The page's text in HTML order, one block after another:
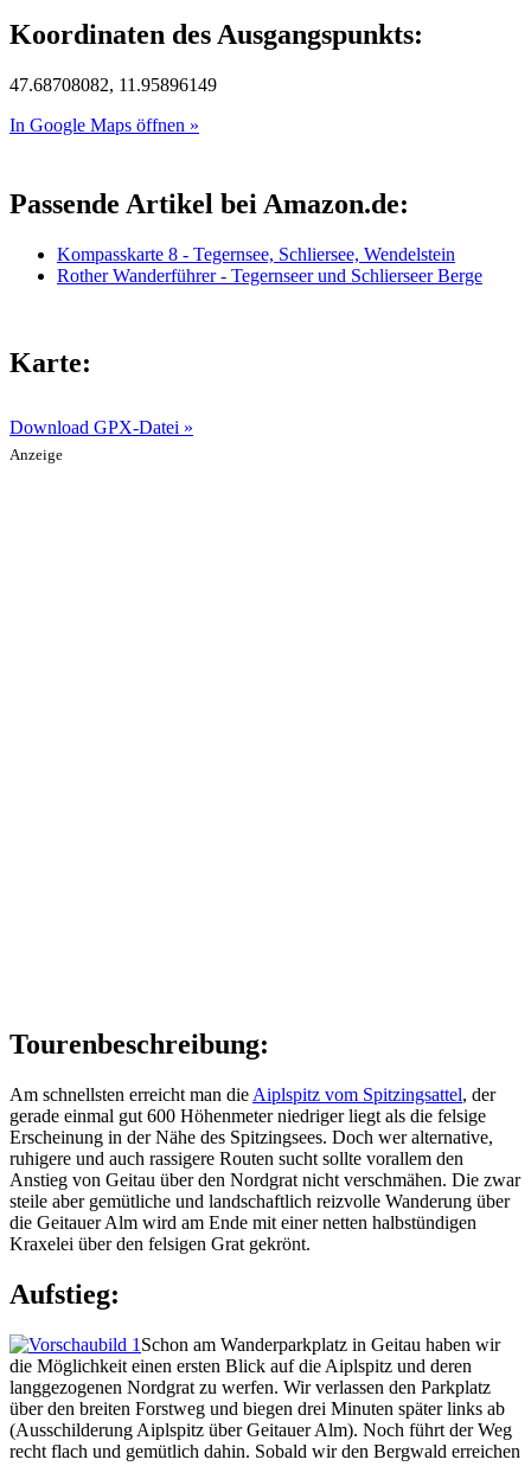
Koordinaten des Ausgangspunkts:
47.68708082, 11.95896149
In Google Maps öffnen »
Passende Artikel bei Amazon.de:
Kompasskarte 8 - Tegernsee, Schliersee, Wendelstein
Rother Wanderführer - Tegernseer und Schlierseer Berge
Karte:
Download GPX-Datei »
Anzeige
Tourenbeschreibung:
Am schnellsten erreicht man die Aiplspitz vom Spitzingsattel, der
gerade einmal gut 600 Höhenmeter niedriger liegt als die felsige
Erscheinung in der Nähe des Spitzingsees. Doch wer alternative,
ruhigere und auch rassigere Routen sucht sollte vorallem den
Anstieg von Geitau über den Nordgrat nicht verschmähen. Die zwar
steile aber gemütliche und landschaftlich reizvolle Wanderung über
die Geitauer Alm wird am Ende mit einer netten halbstündigen
Kraxelei über den felsigen Grat gekrönt.
Aufstieg:
Schon am Wanderparkplatz in Geitau haben wir
die Möglichkeit einen ersten Blick auf die Aiplspitz und deren
langgezogenen Nordgrat zu werfen. Wir verlassen den Parkplatz
über den breiten Forstweg und biegen drei Minuten später links ab
(Ausschilderung Aiplspitz über Geitauer Alm). Noch führt der Weg
recht flach und gemütlich dahin. Sobald wir den Bergwald erreichen